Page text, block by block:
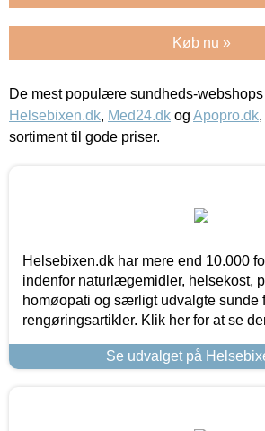
Køb nu »
De mest populære sundheds-
Helsebixen.dk, Med24.dk og Apopro.dk
sortiment til gode priser.
Helsebixen.dk har mere end 10.000
indenfor naturlægemidler, helsekost,
homøopati og særligt udvalgte sunde
rengøringsartikler. Klik her for at se
Se udvalget på